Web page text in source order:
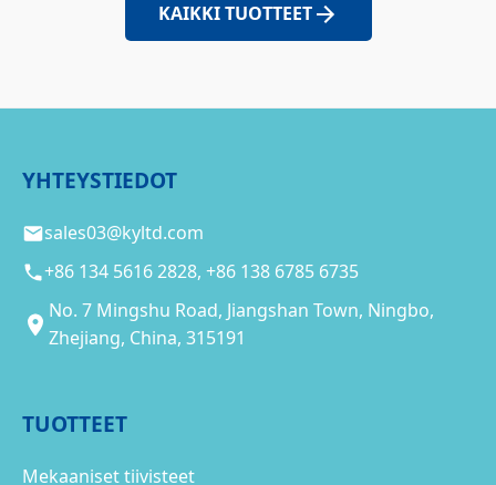
KAIKKI TUOTTEET
YHTEYSTIEDOT
sales03@kyltd.com
+86 134 5616 2828, +86 138 6785 6735
No. 7 Mingshu Road, Jiangshan Town, Ningbo,
Zhejiang, China, 315191
TUOTTEET
Mekaaniset tiivisteet